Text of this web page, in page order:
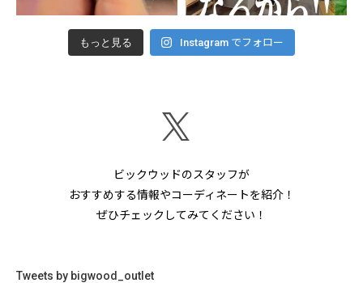
もっと見る Instagram でフォロー
ビックウッドのスタッフが
おすすめする情報やコーディネートを紹介！
ぜひチェックしてみてください！
Tweets by bigwood_outlet